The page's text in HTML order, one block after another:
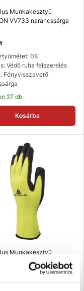
Munkakesztyű
VV733 narancssárga
08
Védő ruha felszerelés
Fényvisszaverő
27 db
Kosárba
Munkakesztyű
VV733 sárga 08